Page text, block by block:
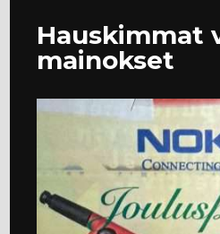
Hauskimmat
mainokset